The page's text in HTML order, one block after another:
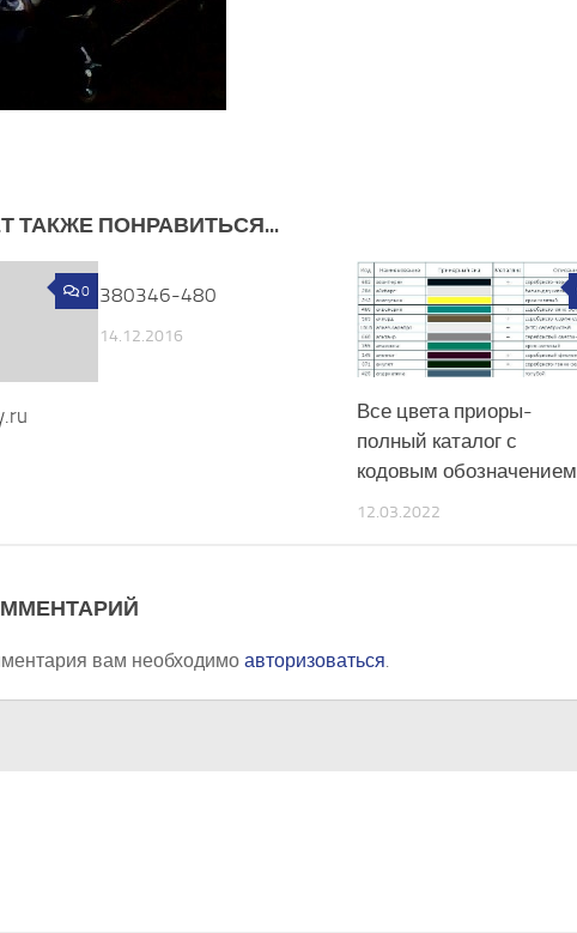
ТАКЖЕ ПОНРАВИТЬСЯ...
0 380346-480
14.12.2016
Все цвета приоры-
полный каталог с
кодовым обозначением
12.03.2022
вам необходимо авторизоваться.